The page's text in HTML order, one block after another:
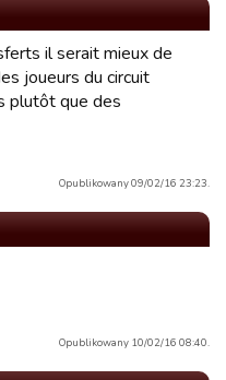
il serait mieux de
joueurs du circuit
plutôt que des
Opublikowany 09/02/16 23:23.
Opublikowany 10/02/16 08:40.